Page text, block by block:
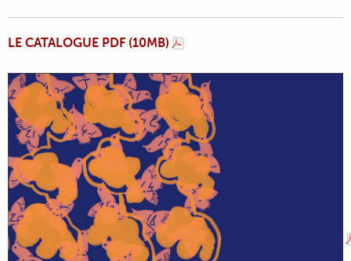
LE CATALOGUE PDF (10MB)